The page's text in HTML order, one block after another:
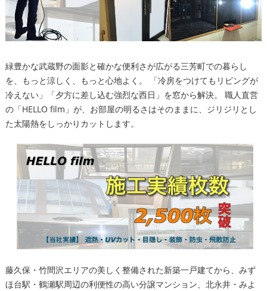
緑豊かな武蔵野の面影と確かな便利さが広がる三芳町での暮らし
を、もっと涼しく、もっと心地よく。 「冷房をつけてもリビングが
冷えない」「夕方に差し込む強烈な西日」を窓から解決。 職人直営
の「HELLO film」が、お部屋の明るさはそのままに、ジリジリとし
た太陽熱をしっかりカットします。
藤久保・竹間沢エリアの美しく整備された新築一戸建てから、みず
ほ台駅・鶴瀬駅周辺の利便性の高い分譲マンション、北永井・みよ